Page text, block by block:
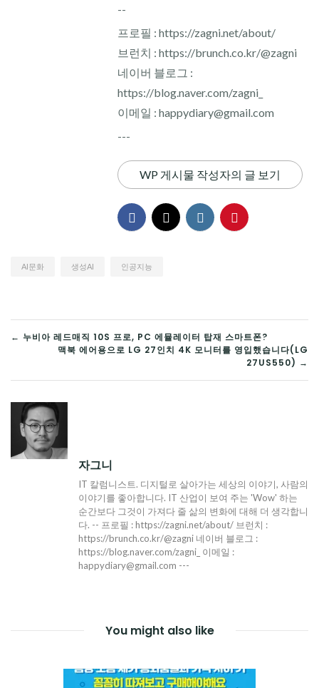
--
프로필 : https://zagni.net/about/
브런치 : https://brunch.co.kr/@zagni
네이버 블로그 :
https://blog.naver.com/zagni_
이메일 : happydiary@gmail.com
---
WP 게시물 작성자의 글 보기
AI문화 생성AI 인공지능
글
탐
색
← 누비아 레드매직 10S 프로, PC 에뮬레이터 탑재 스마트폰?
맥북 에어용으로 LG 27인치 4K 모니터를 영입했습니다(LG
27US550) →
자그니
IT 칼럼니스트. 디지털로 살아가는 세상의 이야기, 사람의
이야기를 좋아합니다. IT 산업이 보여 주는 'Wow' 하는
순간보다 그것이 가져다 줄 삶의 변화에 대해 더 생각합니
다. -- 프로필 : https://zagni.net/about/ 브런치 :
https://brunch.co.kr/@zagni 네이버 블로그 :
https://blog.naver.com/zagni_ 이메일 :
happydiary@gmail.com ---
You might also like